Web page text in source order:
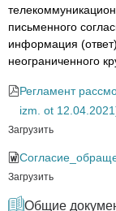
письменного
информация
неограниченного
Регламент
izm. ot
Загрузить
Загрузить
Общие